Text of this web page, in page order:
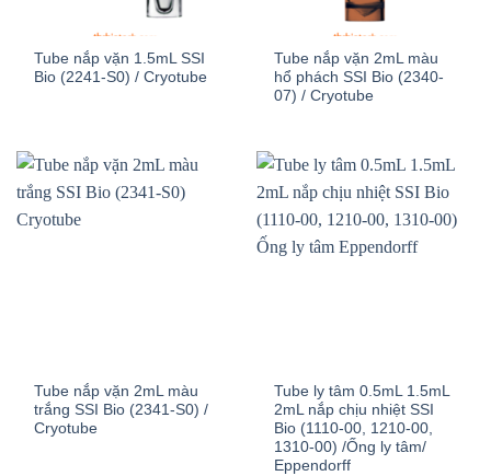
Tube nắp vặn 1.5mL SSI
Bio (2241-S0) / Cryotube
Tube nắp vặn 2mL màu
hổ phách SSI Bio (2340-
07) / Cryotube
Tube nắp vặn 2mL màu
trắng SSI Bio (2341-S0) /
Cryotube
Tube ly tâm 0.5mL 1.5mL
2mL nắp chịu nhiệt SSI
Bio (1110-00, 1210-00,
1310-00) /Ống ly tâm/
Eppendorff